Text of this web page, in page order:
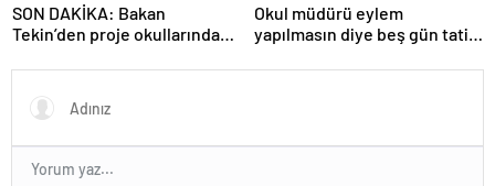
SON DAKİKA: Bakan
Tekin’den proje okullarındaki
Okul müdürü eylem
yapılmasın diye beş gün tatil